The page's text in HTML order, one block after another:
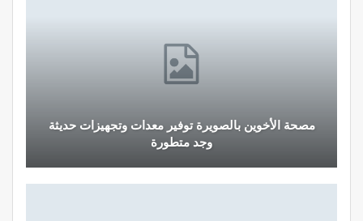
مصحة الأخوين بالصويرة توفير معدات وتجهيزات حديثة
وجد متطورة